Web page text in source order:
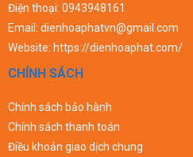
Điện thoại: 0943948161
Email: dienhoaphatvn@gmail.com
Website: https://dienhoaphat.com/
CHÍNH SÁCH
Chính sách bảo hành
Chính sách thanh toán
Điều khoản giao dịch chung